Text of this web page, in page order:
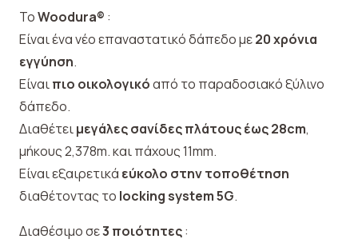
ΤοWoodura® :
Είναι ένα νέο επαναστατικό δάπεδο με20 χρόνια
εγγύηση.
Είναιπιο οικολογικόαπό το παραδοσιακό ξύλινο
δάπεδο.
Διαθέτειμεγάλες σανίδες πλάτους έως 28cm,
μήκους 2,378m. και πάχους 11mm.
Είναι εξαιρετικά εύκολο στην τοποθέτηση
διαθέτοντας το locking system 5G.
Διαθέσιμο σε3 ποιότητες: